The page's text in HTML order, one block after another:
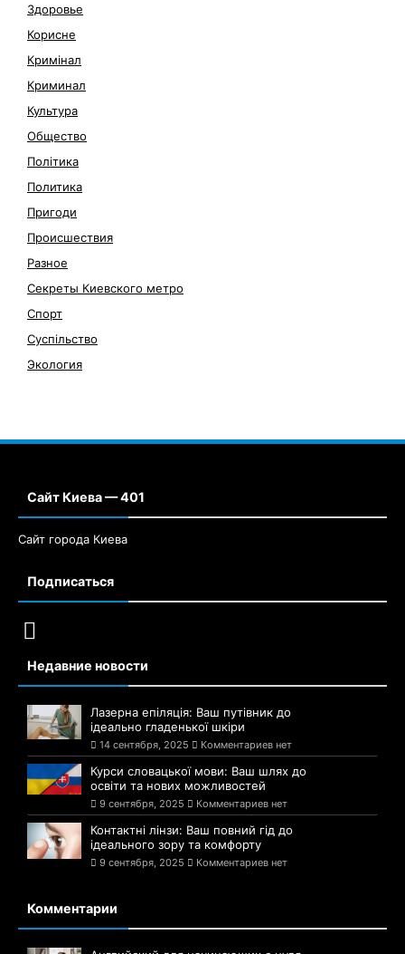
Здоровье
Корисне
Кримінал
Криминал
Культура
Общество
Політика
Политика
Пригоди
Происшествия
Разное
Секреты Киевского метро
Спорт
Суспільство
Экология
Сайт Киева — 401
Сайт города Киева
Подписаться
Недавние новости
Лазерна епіляція: Ваш путівник до
ідеально гладенької шкіри
14 сентября, 2025 Комментариев нет
Курси словацької мови: Ваш шлях до
освіти та нових можливостей
9 сентября, 2025 Комментариев нет
Контактні лінзи: Ваш повний гід до
ідеального зору та комфорту
9 сентября, 2025 Комментариев нет
Комментарии